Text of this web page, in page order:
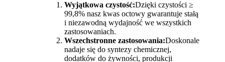
Wyjątkowa czystość:Dzięki czystości ≥
99,8% nasz kwas octowy gwarantuje stałą
i niezawodną wydajność we wszystkich
zastosowaniach.
Wszechstronne zastosowania:Doskonale
nadaje się do syntezy chemicznej,
dodatków do żywności, produkcji